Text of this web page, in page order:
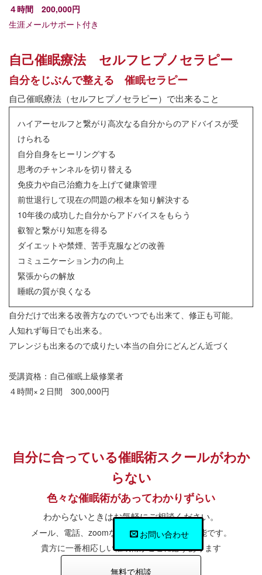
４時間 200,000円
生涯メールサポート付き
自己催眠療法 セルフヒプノセラピー
自分をじぶんで整える 催眠セラピー
自己催眠療法（セルフヒプノセラピー）で出来ること
ハイアーセルフと繋がり高次なる自分からのアドバイスが受
けられる
自分自身をヒーリングする
思考のチャンネルを切り替える
免疫力や自己治癒力を上げて健康管理
前世退行して現在の問題の根本を知り解決する
10年後の成功した自分からアドバイスをもらう
叡智と繋がり知恵を得る
ダイエットや禁煙、苦手克服などの改善
コミュニケーション力の向上
緊張からの解放
睡眠の質が良くなる
自分だけで出来る改善方なのでいつでも出来て、修正も可能。
人知れず毎日でも出来る。
アレンジも出来るので成りたい本当の自分にどんどん近づく
受講資格：自己催眠上級修業者
４時間×２日間 300,000円
自分に合っている催眠術スクールがわか
らない
色々な催眠術があってわかりずらい
わからないときはお気軽にご相談ください。
メール、電話、zoomなどでご説明やご相談可能です。
貴方に一番相応しい催眠術がここに必ずあります
無料で相談
お問い合わせ